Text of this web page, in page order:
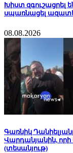
Խիստ զգուշացրել
սպառնացել
08.08.2026
Գառնիկ
Վարդանյանին,
(տեսանյութ)